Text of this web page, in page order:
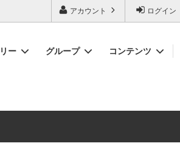
マーとボードゲームのことなら当店へ！ボ
取り扱い。 在庫品は即日発送対応可能！
ログイン
アカウント
ー グループ コンテンツ